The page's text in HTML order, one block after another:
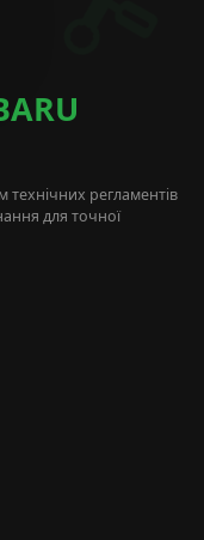
регламентів
для точної